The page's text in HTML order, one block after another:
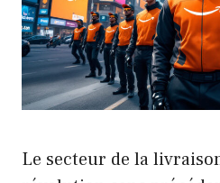
Le secteur de la